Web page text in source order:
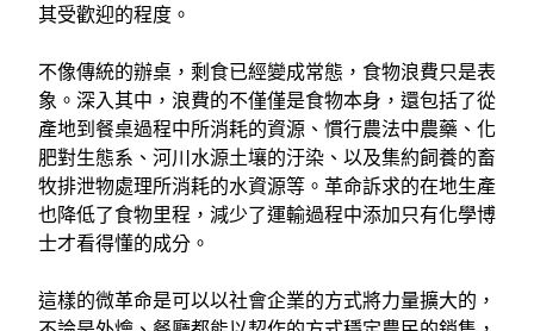
其受歡迎的程度。
不像傳統的辦桌，剩食已經變成常態，食物浪費只是表
象。深入其中，浪費的不僅僅是食物本身，還包括了從
產地到餐桌過程中所消耗的資源、慣行農法中農藥、化
肥對生態系、河川水源土壤的汙染、以及集約飼養的畜
牧排泄物處理所消耗的水資源等。革命訴求的在地生產
也降低了食物里程，減少了運輸過程中添加只有化學博
士才看得懂的成分。
這樣的微革命是可以以社會企業的方式將力量擴大的，